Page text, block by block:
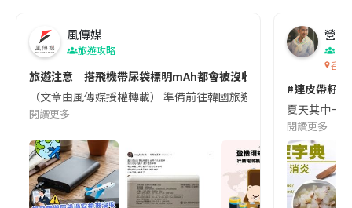
風傳媒
旅遊攻略
旅遊注意｜搭飛機帶尿袋標明mAh都會被沒收😱出發前切記檢查
（文章由風傳媒授權轉載） 準備前往韓國旅遊的民眾，近期要
閱讀更多
營養
香港
#連皮帶籽
夏天其中一
閱讀更多